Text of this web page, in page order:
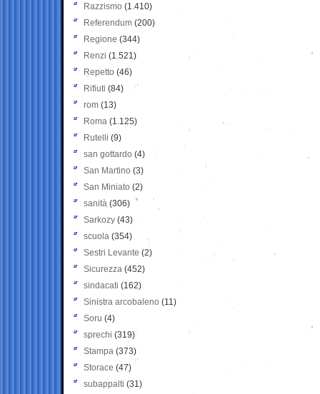
Razzismo (1.410)
Referendum (200)
Regione (344)
Renzi (1.521)
Repetto (46)
Rifiuti (84)
rom (13)
Roma (1.125)
Rutelli (9)
san gottardo (4)
San Martino (3)
San Miniato (2)
sanità (306)
Sarkozy (43)
scuola (354)
Sestri Levante (2)
Sicurezza (452)
sindacati (162)
Sinistra arcobaleno (11)
Soru (4)
sprechi (319)
Stampa (373)
Storace (47)
subappalti (31)